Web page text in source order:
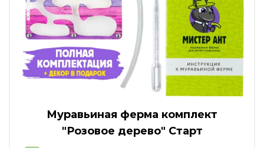
Муравьиная ферма комплект
"Розовое дерево" Старт